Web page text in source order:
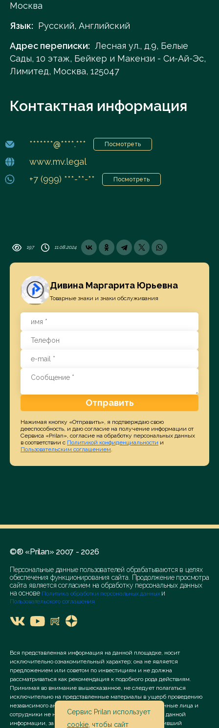
Москва
Язык: Русский, Английский
Адрес переписки: Лесная ул., д.9, Белые
Сады, 10 этаж, Бейкер и Макензи - Си-Ай-Эс,
Лимитед, Москва, 125047
Контактная информация
*******@****.*** Посмотреть
www.mv.legal
+7 (999) ***-**-**
Посмотреть
197 11.08.2024
Дивина Маргарита Юрьевна
Товарные знаки и знаки обслуживания
Отправить
Нажимая кнопку «Отправить», я подтверждаю свою
дееспособность, и даю согласие на получение информации от
Сервиса «Prilan», согласие на обработку персональных данных
в соответствии с Политикой конфиденциальности и
Пользовательским соглашением.
©® «Prilan» 2007 - 2026
Персональные данные пользователей обрабатываются в целях
обеспечения функционирования сайта. Продолжение просмотра
сайта является согласием на обработку персональных данных
на основе Политика обработки персональных данных и
Пользовательского соглашения
Вся представленная информация на данной площадке, носит
исключительно ознакомительный характер; она не является
предложением или советом по инвестициям и не должна
рассматриваться как рекомендация к подобного рода действиям.
Принимая во внимание вышесказанное, не следует полагаться
исключительно на представленные материалы в ущерб проведению
независимого анализа. Сервис «Prilan» его аффилированные лица и
сотрудники не несут ответственности за использование данной
информации, за прямой или косвенный ущерб, наступивший
Сервис Prilan использует
cookie , чтобы сайт